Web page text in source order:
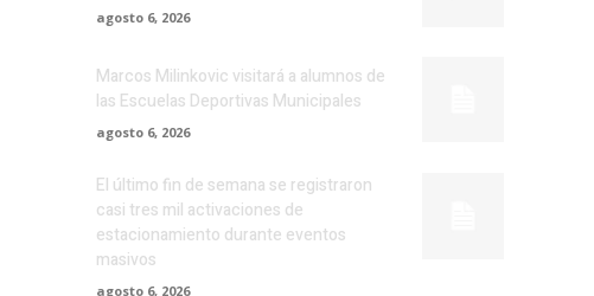
agosto 6, 2026
Marcos Milinkovic visitará a alumnos de
las Escuelas Deportivas Municipales
agosto 6, 2026
El último fin de semana se registraron
casi tres mil activaciones de
estacionamiento durante eventos
masivos
agosto 6, 2026